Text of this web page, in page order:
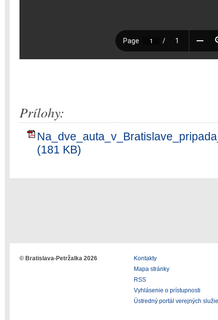
Prílohy:
(181 KB)
© Bratislava-Petržalka 2026
Kontakty
Mapa stránky
RSS
Vyhlásenie o prístupnosti
Ústredný portál verejných